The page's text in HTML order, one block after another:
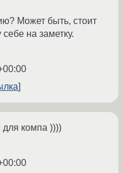
Может быть, стоит
на заметку.
для компа ))))